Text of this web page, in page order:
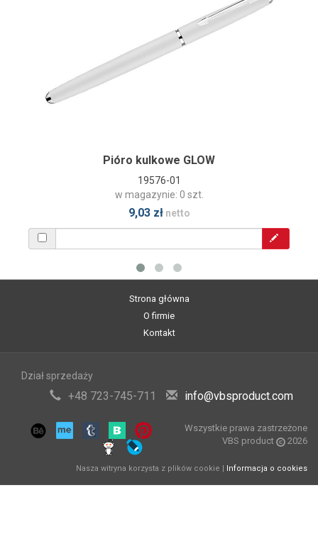
Pióro kulkowe GLOW
19576-01
w magazynie: 0 szt.
9,03 złnetto
Strona główna
O firmie
Kontakt
Dział sprzedaży
+48 723-745-711 info@vbsproduct.com
Wszystkie prawa zastrzeżone
VBS product
2026
Nasza witryna korzysta z plików cookie | Informacja o cookies